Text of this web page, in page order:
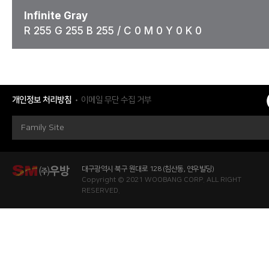
Infinite Gray
R 255 G 255 B 255 / C 0 M 0 Y 0 K 0
개인정보 처리방침 이메일 무단 수집 거부
Family Site
대구광역시 북구 원대로 128 (침산동, 연우빌딩)
Copyright © 2021 WOOBANG CORP. ALL RIGHT
RESERVED.